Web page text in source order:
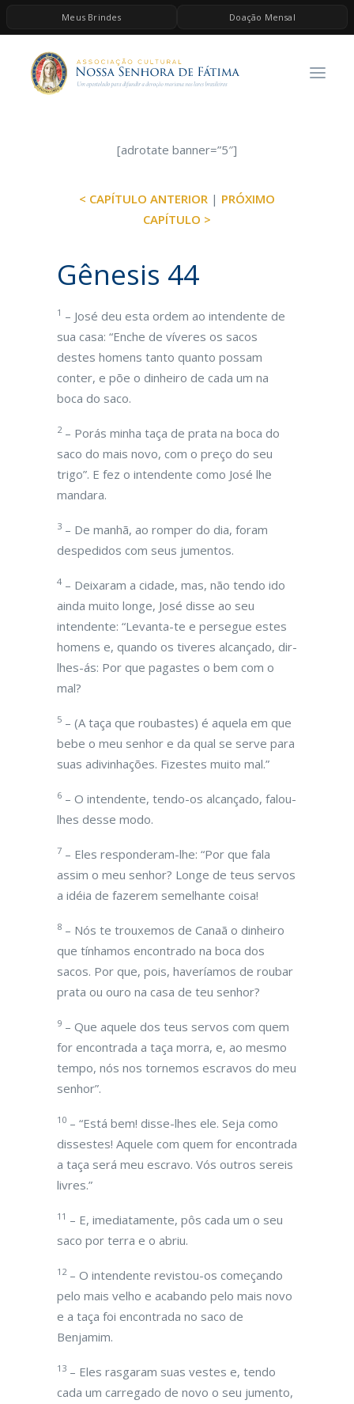
Meus Brindes Doação Mensal
HOME
A ASSOCIAÇÃO
ESPIRITUALIDADE
BRINDES
[adrotate banner=”5″]
< CAPÍTULO ANTERIOR | PRÓXIMO
CAPÍTULO >
Gênesis 44
1 – José deu esta ordem ao intendente de
sua casa: “Enche de víveres os sacos
destes homens tanto quanto possam
conter, e põe o dinheiro de cada um na
boca do saco.
2– Porás minha taça de prata na boca do
saco do mais novo, com o preço do seu
trigo”. E fez o intendente como José lhe
mandara.
3 – De manhã, ao romper do dia, foram
despedidos com seus jumentos.
4 – Deixaram a cidade, mas, não tendo ido
ainda muito longe, José disse ao seu
intendente: “Levanta-te e persegue estes
homens e, quando os tiveres alcançado, dir-
lhes-ás: Por que pagastes o bem com o
mal?
5 – (A taça que roubastes) é aquela em que
bebe o meu senhor e da qual se serve para
suas adivinhações. Fizestes muito mal.”
6 – O intendente, tendo-os alcançado, falou-
lhes desse modo.
7 – Eles responderam-lhe: “Por que fala
assim o meu senhor? Longe de teus servos
a idéia de fazerem semelhante coisa!
8 – Nós te trouxemos de Canaã o dinheiro
que tínhamos encontrado na boca dos
sacos. Por que, pois, haveríamos de roubar
prata ou ouro na casa de teu senhor?
9 – Que aquele dos teus servos com quem
for encontrada a taça morra, e, ao mesmo
tempo, nós nos tornemos escravos do meu
senhor”.
10 – “Está bem! disse-lhes ele. Seja como
dissestes! Aquele com quem for encontrada
a taça será meu escravo. Vós outros sereis
livres.”
11 – E, imediatamente, pôs cada um o seu
saco por terra e o abriu.
12– O intendente revistou-os começando
pelo mais velho e acabando pelo mais novo
e a taça foi encontrada no saco de
Benjamim.
13 – Eles rasgaram suas vestes e, tendo
cada um carregado de novo o seu jumento,